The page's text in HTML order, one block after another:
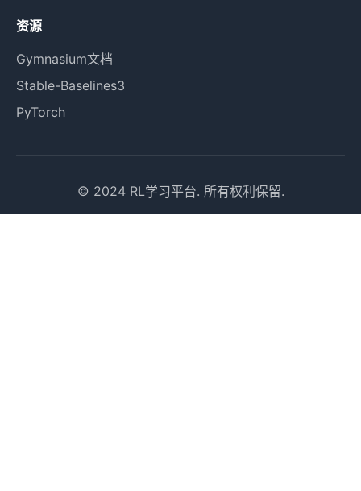
资源
Gymnasium文档
Stable-Baselines3
PyTorch
© 2024 RL学习平台. 所有权利保留.